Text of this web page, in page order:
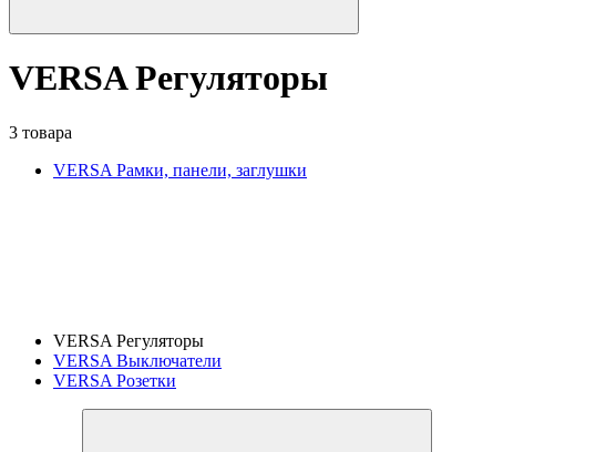
VERSA Регуляторы
3 товара
VERSA Рамки, панели, заглушки
VERSA Регуляторы
VERSA Выключатели
VERSA Розетки